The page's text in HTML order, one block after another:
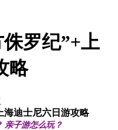
罗纪”+上
略
海迪士尼六日游攻略
子游怎么玩？